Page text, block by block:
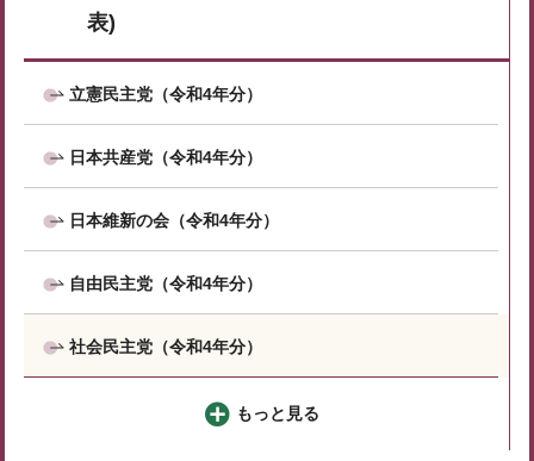
表)
立憲民主党（令和4年分）
日本共産党（令和4年分）
日本維新の会（令和4年分）
自由民主党（令和4年分）
社会民主党（令和4年分）
もっと見る